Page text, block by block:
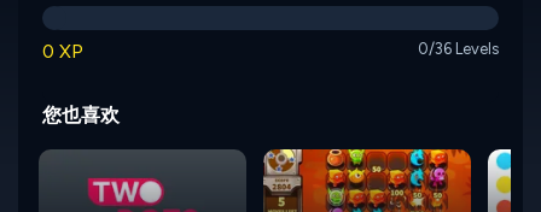
0 XP 0/36 Levels
您也喜欢